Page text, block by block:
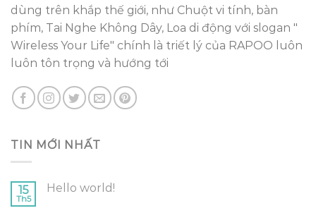
dùng trên khắp thế giới, như Chuột vi tính, bàn
phím, Tai Nghe Không Dây, Loa di động với slogan "
Wireless Your Life" chính là triết lý của RAPOO luôn
luôn tôn trọng và hướng tới
TIN MỚI NHẤT
15
Th5
Hello world!